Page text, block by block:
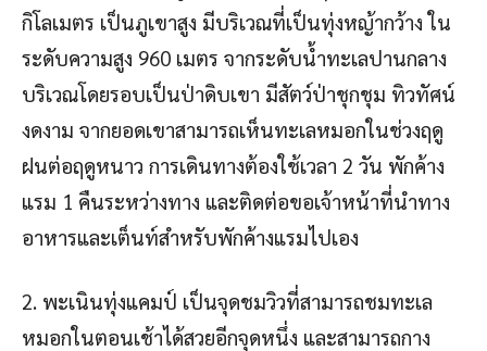
กิโลเมตร เป็นภูเขาสูง มีบริเวณที่เป็นทุ่งหญ้ากว้าง ใน
ระดับความสูง 960 เมตร จากระดับน้ำทะเลปานกลาง
บริเวณโดยรอบเป็นป่าดิบเขา มีสัตว์ป่าชุกชุม ทิวทัศน์
งดงาม จากยอดเขาสามารถเห็นทะเลหมอกในช่วงฤดู
ฝนต่อฤดูหนาว การเดินทางต้องใช้เวลา 2 วัน พักค้าง
แรม 1 คืนระหว่างทาง และติดต่อขอเจ้าหน้าที่นำทาง
อาหารและเต็นท์สำหรับพักค้างแรมไปเอง
2. พะเนินทุ่งแคมป์ เป็นจุดชมวิวที่สามารถชมทะเล
หมอกในตอนเช้าได้สวยอีกจุดหนึ่ง และสามารถกาง